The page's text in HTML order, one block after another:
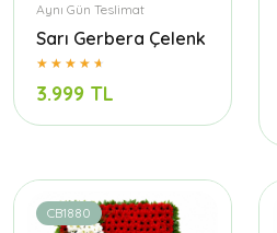
Aynı Gün Teslimat
Sarı Gerbera Çelenk
3.999 TL
CB1880